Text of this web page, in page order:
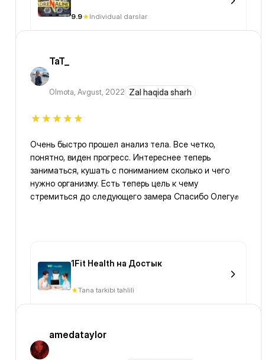
9.9 Individual darslar
TaT_
Olmota, Avgust, 2022 Zal haqida sharh
Очень быстро прошел анализ тела. Все четко,
понятно, виден прогресс. Интереснее теперь
заниматься, кушать с пониманием сколько и чего
нужно организму. Есть теперь цель к чему
стремиться до следующего замера Спасибо Олегу✊
1Fit Health на Достык
Tana tarkibi tahlili
amedataylor